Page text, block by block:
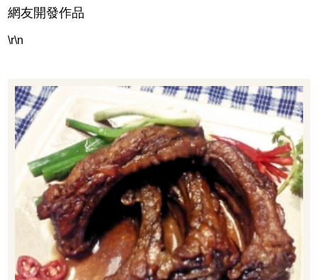
網友開發作品
\r\n